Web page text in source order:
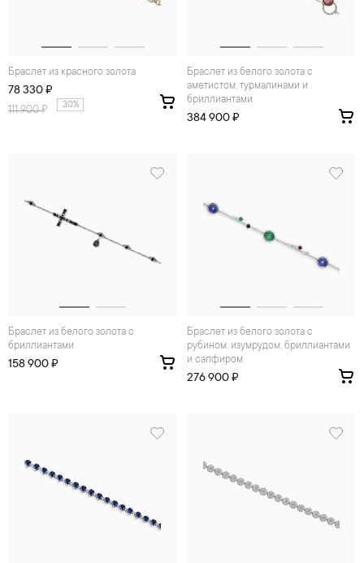
Браслет из красного золота
78 330 ₽
111 900₽ 30%
Браслет из белого золота с
аметистом, турмалинами и
бриллиантами
384 900 ₽
Браслет из белого золота с
бриллиантами
158 900 ₽
Браслет из белого золота с
рубином, изумрудом, бриллиантами
и сапфиром
276 900 ₽